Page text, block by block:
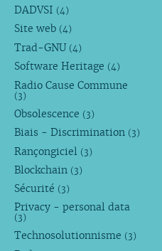
DADVSI (4)
Site web (4)
Trad-GNU (4)
Software Heritage (4)
Radio Cause Commune
(3)
Obsolescence (3)
Biais - Discrimination (3)
Rançongiciel (3)
Blockchain (3)
Sécurité (3)
Privacy - personal data
(3)
Technosolutionnisme (3)